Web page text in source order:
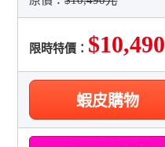
限時特價： $10,490
蝦皮購物